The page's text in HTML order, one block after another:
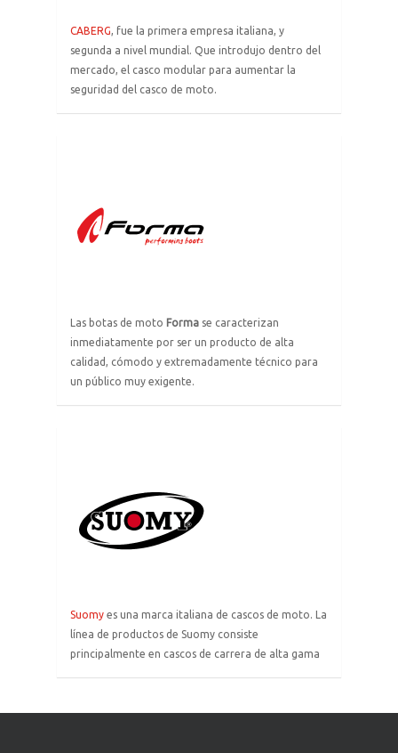
CABERG, fue la primera empresa italiana, y
segunda a nivel mundial. Que introdujo dentro del
mercado, el casco modular para aumentar la
seguridad del casco de moto.
Forma
L as botas de moto Forma se caracterizan
inmediatamente por ser un producto de alta
calidad, cómodo y extremadamente técnico para
un público muy exigente.
Suomy
Suomy es una marca italiana de cascos de moto. La
línea de productos de Suomy consiste
principalmente en cascos de carrera de alta gama